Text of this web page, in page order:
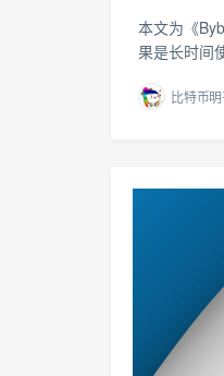
本文为《
果是长时间
比特币